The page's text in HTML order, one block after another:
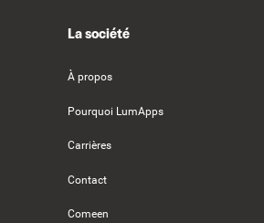
La société
À propos
Pourquoi LumApps
Carrières
Contact
Comeen